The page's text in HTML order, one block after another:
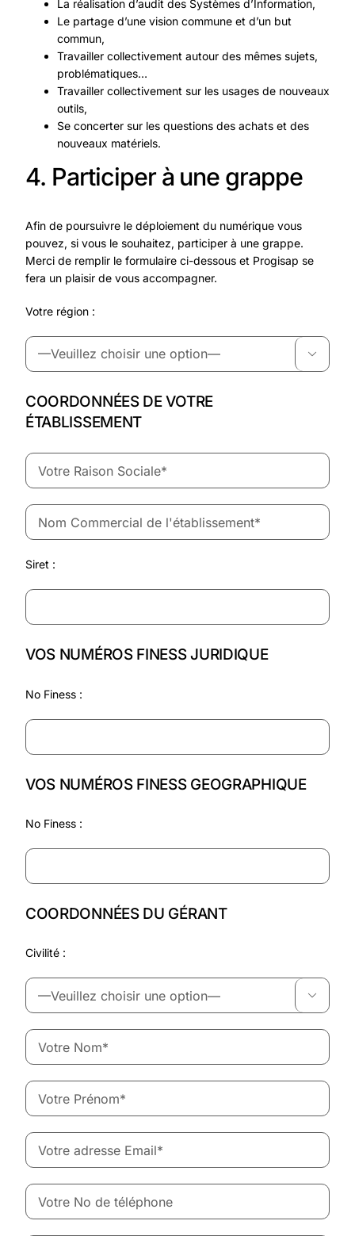
La réalisation d’audit des Systèmes d’Information,
Le partage d’une vision commune et d’un but
commun,
Travailler collectivement autour des mêmes sujets,
problématiques…
Travailler collectivement sur les usages de nouveaux
outils,
Se concerter sur les questions des achats et des
nouveaux matériels.
4. Participer à une grappe
Afin de poursuivre le déploiement du numérique vous
pouvez, si vous le souhaitez, participer à une grappe.
Merci de remplir le formulaire ci-dessous et Progisap se
fera un plaisir de vous accompagner.
Votre région :

COORDONNÉES DE VOTRE
ÉTABLISSEMENT
Siret :
VOS NUMÉROS FINESS JURIDIQUE
No Finess :
VOS NUMÉROS FINESS GEOGRAPHIQUE
No Finess :
COORDONNÉES DU GÉRANT
Civilité :
